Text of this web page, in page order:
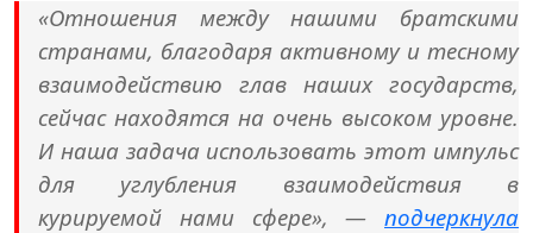
«Отношения между нашими братскими
странами, благодаря активному и тесному
взаимодействию глав наших государств,
сейчас находятся на очень высоком уровне.
И наша задача использовать этот импульс
для углубления взаимодействия в
курируемой нами сфере», — подчеркнула